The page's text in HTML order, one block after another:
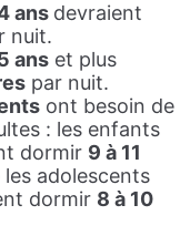
ans devraient
nuit.
ans et plus
par nuit.
ont besoin de
: les enfants
dormir 9 à 11
adolescents
dormir 8 à 10